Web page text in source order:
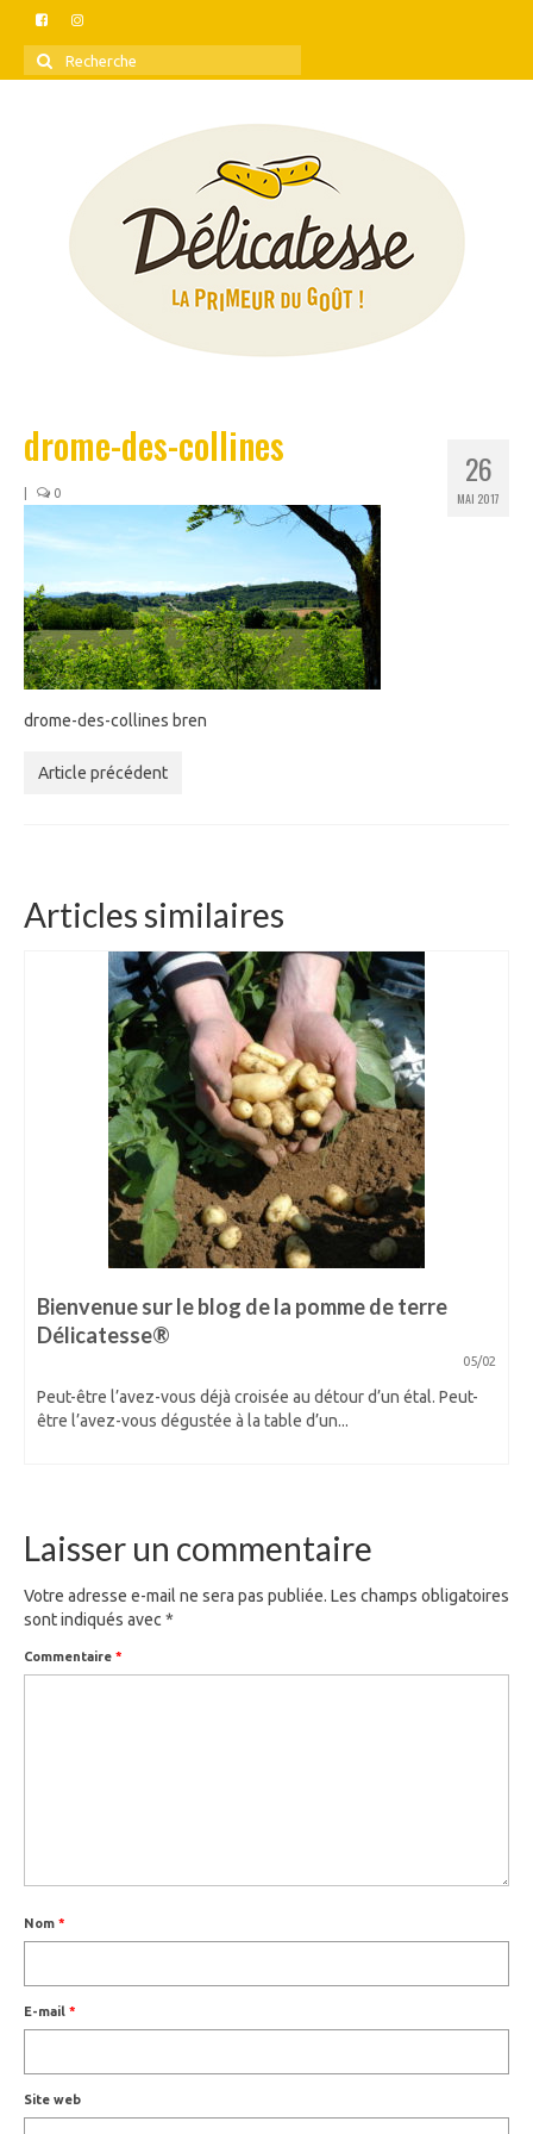
Rechercher
:
26
MAI 2017
drome-des-collines
0
drome-des-collines bren
Article précédent
Articles similaires
Bienvenue sur le blog de la pomme de terre
Délicatesse®
05/02
Peut-être l’avez-vous déjà croisée au détour d’un étal. Peut-
être l’avez-vous dégustée à la table d’un...
Laisser un commentaire
Votre adresse e-mail ne sera pas publiée. Les champs obligatoires
sont indiqués avec *
Commentaire *
Nom *
E-mail *
Site web